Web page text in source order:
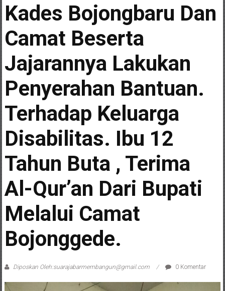
Kades Bojongbaru Dan
Camat Beserta
Jajarannya Lakukan
Penyerahan Bantuan.
Terhadap Keluarga
Disabilitas. Ibu 12
Tahun Buta , Terima
Al-Qur’an Dari Bupati
Melalui Camat
Bojonggede.
Diposkan Oleh:suarajabarmembangun@gmail.com 0 Komentar